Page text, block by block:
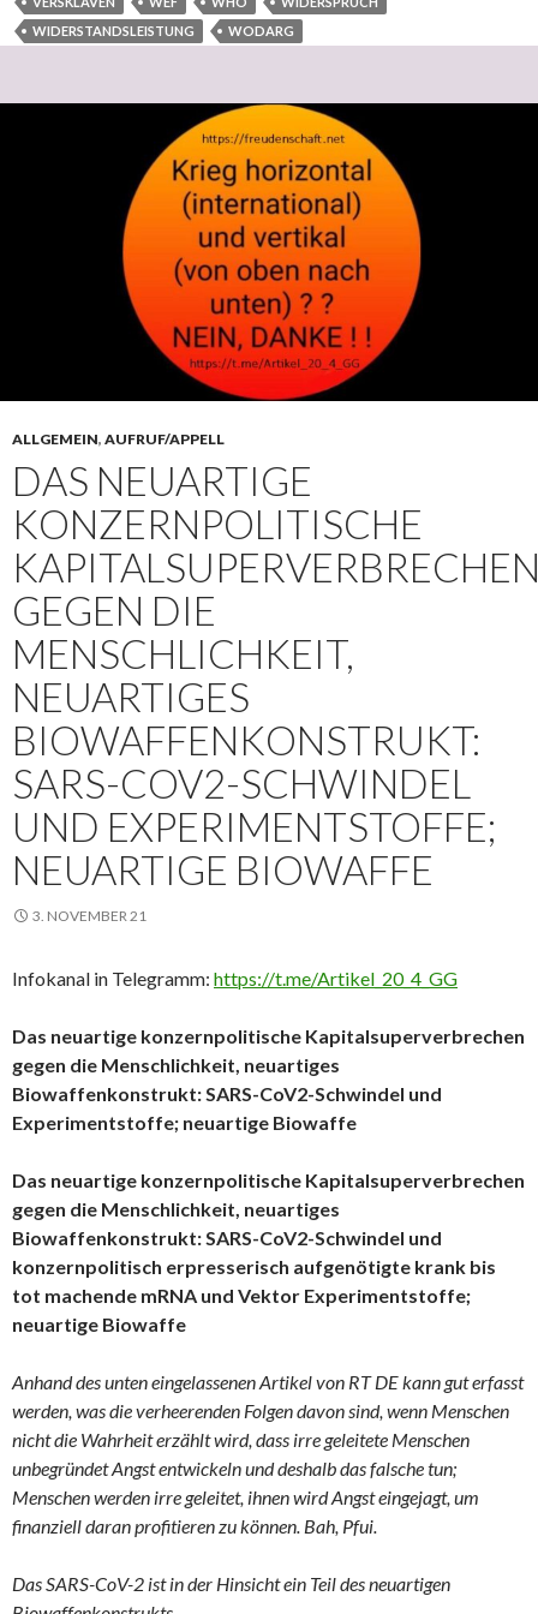
WIDERSTANDSLEISTUNG
WODARG
ALLGEMEIN, AUFRUF/APPELL
DAS NEUARTIGE
KONZERNPOLITISCHE
GEGEN DIE
MENSCHLICHKEIT,
NEUARTIGES
BIOWAFFENKONSTRUKT:
SARS-COV2-SCHWINDEL
UND EXPERIMENTSTOFFE;
NEUARTIGE BIOWAFFE
3. NOVEMBER 21
Infokanal in Telegramm: https://t.me/Artikel_20_4_GG
Das neuartige konzernpolitische Kapitalsuperverbrechen
gegen die Menschlichkeit, neuartiges
Biowaffenkonstrukt: SARS-CoV2-Schwindel und
Experimentstoffe; neuartige Biowaffe
Das neuartige konzernpolitische Kapitalsuperverbrechen
gegen die Menschlichkeit, neuartiges
Biowaffenkonstrukt: SARS-CoV2-Schwindel und
konzernpolitisch erpresserisch aufgenötigte krank bis
tot machende mRNA und Vektor Experimentstoffe;
neuartige Biowaffe
Anhand des unten eingelassenen Artikel von RT DE kann gut erfasst
werden, was die verheerenden Folgen davon sind, wenn Menschen
nicht die Wahrheit erzählt wird, dass irre geleitete Menschen
unbegründet Angst entwickeln und deshalb das falsche tun;
Menschen werden irre geleitet, ihnen wird Angst eingejagt, um
finanziell daran profitieren zu können. Bah, Pfui.
Das SARS-CoV-2 ist in der Hinsicht ein Teil des neuartigen